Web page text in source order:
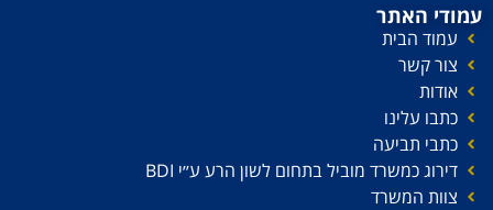
עמודי האתר
עמוד הבית
צור קשר
אודות
כתבו עלינו
כתבי תביעה
דירוג כמשרד מוביל בתחום לשון הרע ע׳׳י BDI
צוות המשרד